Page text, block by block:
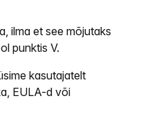
ilma et see mõjutaks
punktis V.
kasutajatelt
EULA-d või